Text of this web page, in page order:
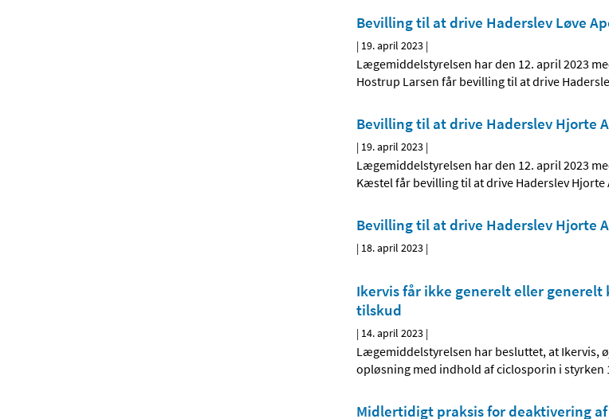
Bevilling til at drive Haderslev Løve
| 19. april 2023 |
Lægemiddelstyrelsen har den 12. april 2023
Hostrup Larsen får bevilling til at drive
Bevilling til at drive Haderslev Hjorte
| 19. april 2023 |
Lægemiddelstyrelsen har den 12. april 2023
Kæstel får bevilling til at drive Haderslev Hjorte
Bevilling til at drive Haderslev Hjorte
| 18. april 2023 |
Ikervis får ikke generelt eller generelt
tilskud
| 14. april 2023 |
Lægemiddelstyrelsen har besluttet, at Ikervis,
opløsning med indhold af ciclosporin i styrken
Midlertidigt praksis for deaktivering af